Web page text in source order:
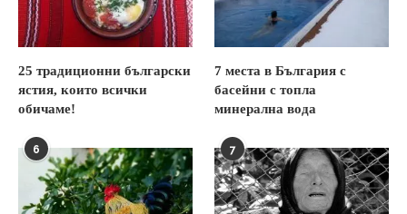
25 традиционни български
ястия, които всички
обичаме!
7 места в България с
басейни с топла
минерална вода
6 7